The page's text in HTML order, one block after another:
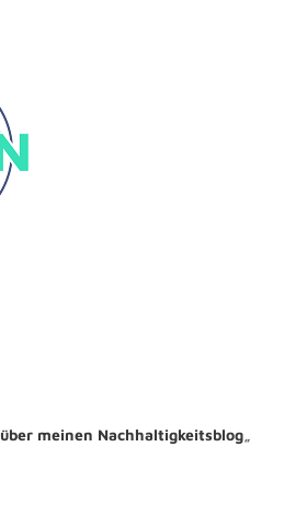
über meinen Nachhaltigkeitsblog„